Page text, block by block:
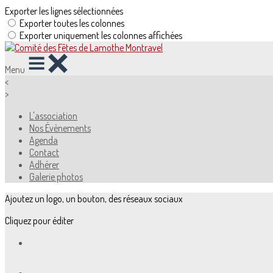
Exporter les lignes sélectionnées
Exporter toutes les colonnes
Exporter uniquement les colonnes affichées
Menu
<
>
L'association
Nos Évènements
Agenda
Contact
Adhérer
Galerie photos
Ajoutez un logo, un bouton, des réseaux sociaux
Cliquez pour éditer